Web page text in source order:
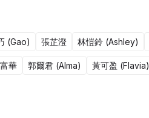
(Gao) 張芷澄 林愷鈴 (Ashley)
華 郭爾君 (Alma) 黃可盈 (Flavia)